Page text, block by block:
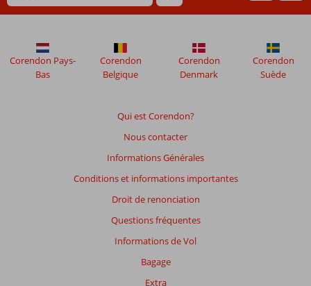
Qui est Corendon?
Nous contacter
Informations Générales
Conditions et informations importantes
Droit de renonciation
Questions fréquentes
Informations de Vol
Bagage
Extra
Corendon Pays-
Bas
Corendon
Belgique
Corendon
Denmark
Corendon
Suède